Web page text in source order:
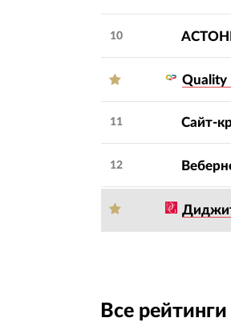
10
Quality
11 Сайт-
12
Все рейтинги